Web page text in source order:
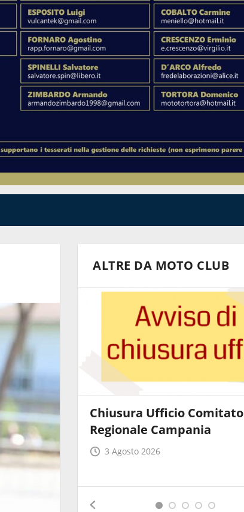
ALTRE DA MOTO CLUB
Free
Chiusura Ufficio Comitato
Regionale Campania
3 Agosto 2026